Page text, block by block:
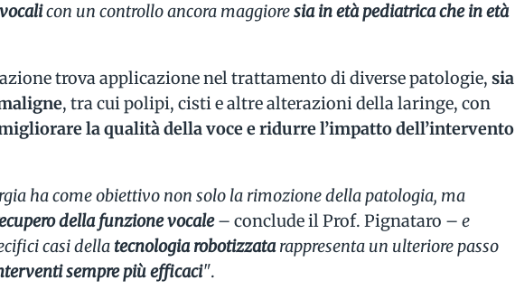
con un controllo ancora maggioresia in età pediatrica che in età
trova applicazione nel trattamento di diverse patologie,sia
, tra cui polipi, cisti e altre alterazioni della laringe, con
la qualità della voce e ridurre l’impatto dell’intervento
ha come obiettivo non solo la rimozione della patologia, ma
della funzione vocale – conclude il Prof. Pignataro –e
casi della tecnologia robotizzatarappresenta un ulteriore passo
sempre più efficaci".